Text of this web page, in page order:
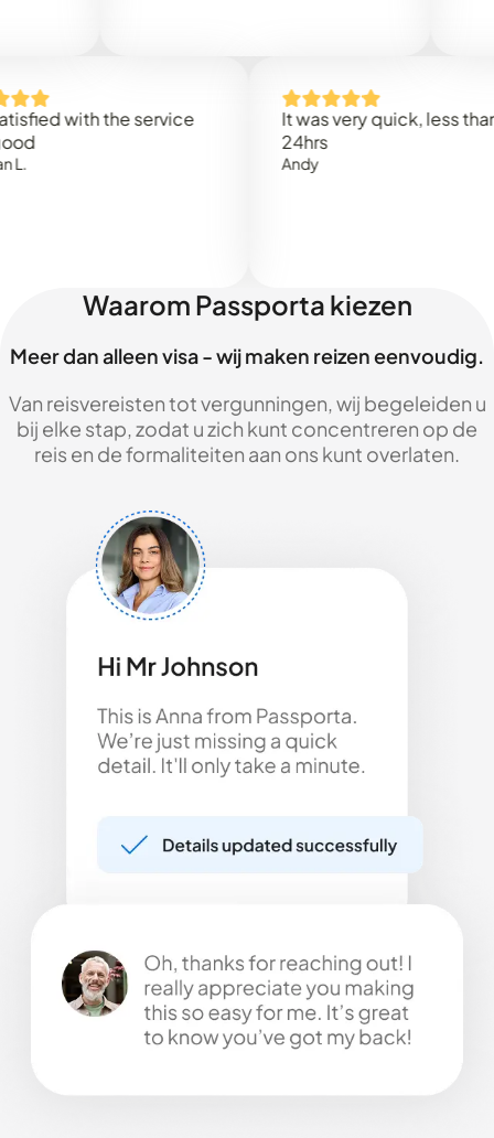
with the service
It was very quick, less than
Waarom Passporta kiezen
Meer dan alleen visa - wij maken reizen eenvoudig.
Van reisvereisten tot vergunningen, wij begeleiden u
bij elke stap, zodat u zich kunt concentreren op de
reis en de formaliteiten aan ons kunt overlaten.